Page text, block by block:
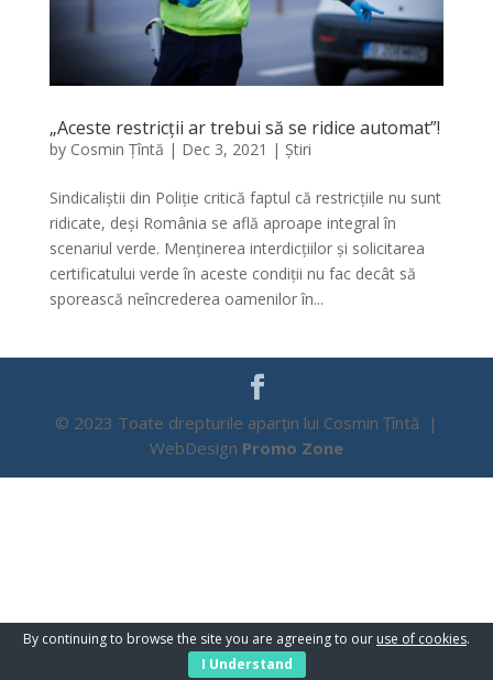
„Aceste restricții ar trebui să se ridice automat”!
by Cosmin Țîntă | Dec 3, 2021 | Știri
Sindicaliștii din Poliție critică faptul că restricțiile nu sunt
ridicate, deși România se află aproape integral în
scenariul verde. Menținerea interdicțiilor și solicitarea
certificatului verde în aceste condiții nu fac decât să
sporească neîncrederea oamenilor în...
© 2023 Toate drepturile aparțin lui Cosmin Țîntă |
WebDesign Promo Zone
By continuing to browse the site you are agreeing to our use of cookies.
I Understand